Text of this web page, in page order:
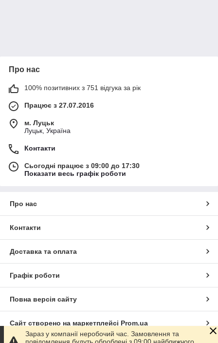
Про нас
100% позитивних з 751 відгука за рік
Працює з 27.07.2016
м. Луцьк
Луцьк, Україна
Контакти
Сьогодні працює з 09:00 до 17:30
Показати весь графік роботи
Про нас
Контакти
Доставка та оплата
Графік роботи
Повна версія сайту
Сайт створено на маркетплейсі Prom.ua
Зараз у компанії неробочий час. Замовлення та